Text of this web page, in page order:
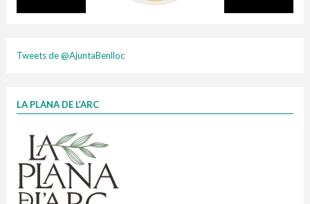
1 contenidors intel·ligents
Finançat per la Unió Europea – NextGenerationEU
Tweets de @AjuntaBenlloc
LA PLANA DE L’ARC